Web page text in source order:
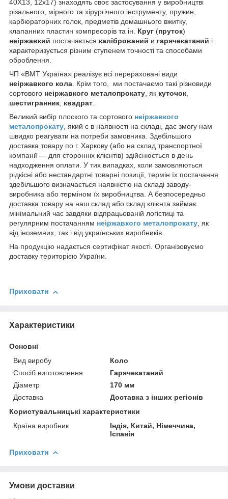
40Х13, 12х17) знаходять своє застосування у виробництві
різального, мірного та хірургічного інструменту, пружин,
карбюраторних голок, предметів домашнього вжитку,
клапанних пластин компресорів та ін. Круг (пруток)
неіржавкий постачається калібрований и гарячекатаний і
характеризується різним ступенем точності та способами
оброблення.
ЧП «ВМТ Україна» реалізує всі перераховані види
неіржавкого кола. Крім того, ми постачаємо такі різновиди
сортового неіржавкого металопрокату, як куточок,
шестигранник, квадрат.
Великий вибір плоского та сортового неіржавкого
металопрокату, який є в наявності на складі, дає змогу нам
швидко реагувати на потреби замовника. Здебільшого
доставка товару по г. Харкову (або на склад транспортної
компанії — для сторонніх клієнтів) здійснюється в день
надходження оплати. У тих випадках, коли замовляються
рідкісні або нестандартні товарні позиції, термін їх постачання
здебільшого визначається наявністю на складі заводу-
виробника або терміном їх виробництва. А безпосередньо
доставка товару на наш склад або склад клієнта займає
мінімальний час завдяки відпрацьованій логістиці та
регулярним постачанням неіржавкого металопрокату, як
від іноземних, так і від українських виробників.
На продукцію надається сертифікат якості. Організовуємо
доставку територією України.
Приховати
Характеристики
Основні
Вид виробу
Коло
Спосіб виготовлення
Гарячекатаний
Діаметр
170 мм
Доставка
Доставка з інших регіонів
Користувальницькі характеристики
Країна виробник
Індія, Китай, Німеччина,
Іспанія
Приховати
Умови доставки